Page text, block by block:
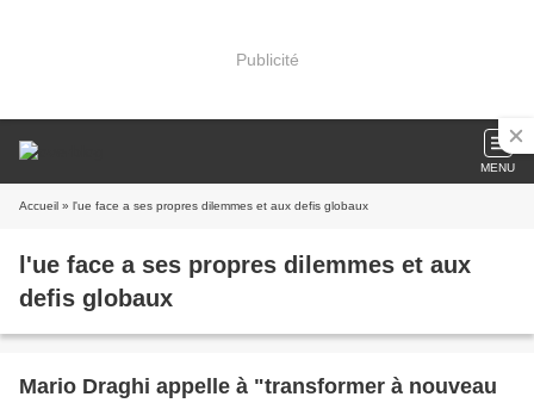
Publicité
MENU
Accueil » l'ue face a ses propres dilemmes et aux defis globaux
l'ue face a ses propres dilemmes et aux
defis globaux
Mario Draghi appelle à "transformer à nouveau